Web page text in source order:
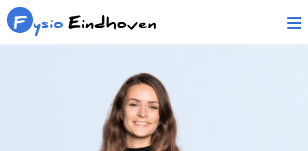
F ysioEindhoven